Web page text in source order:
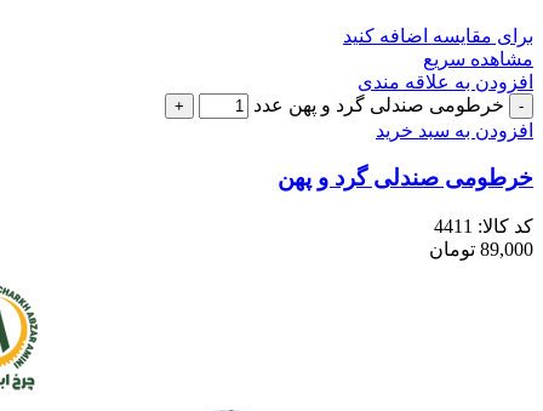
برای مقایسه اضافه کنید
مشاهده سریع
افزودن به علاقه مندی
خرطومی صندلی گرد و پهن عدد
افزودن به سبد خرید
خرطومی صندلی گرد و پهن
کد کالا: 4411
89,000 تومان